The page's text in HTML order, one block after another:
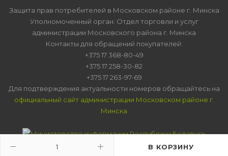
В КОРЗИНУ
Защита прав потребителей в Московском районе г. Минска
Уполномоченный орган: Отдел торговли и услуг
администрации Московского района г. Минска
Контакты для обращений покупателей:
+375 17 368-80-49
+375 17 258-30-82
+375 17 263-97-69
Для подтверждения актуальности номеров обращайтесь на
официальный сайт администрации Московском районе г.
Минска